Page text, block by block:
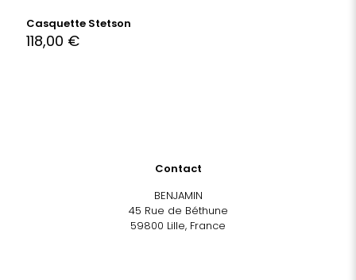
Casquette Stetson
118,00 €
Contact
BENJAMIN
45 Rue de Béthune
59800 Lille, France